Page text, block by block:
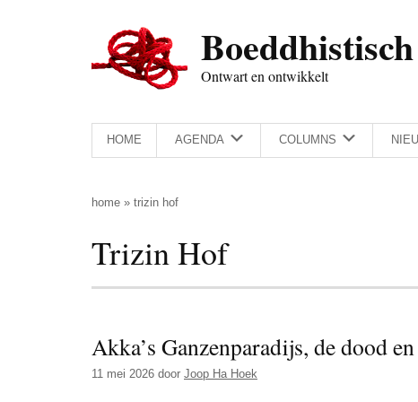
Ontwart en ontwikkelt
HOME AGENDA COLUMNS
home » trizin hof
Trizin Hof
Akka’s Ganzenparadijs, de dood
11 mei 2026 door Joop Ha Hoek